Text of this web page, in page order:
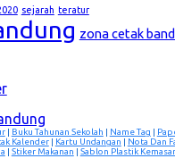
sejarah teratur
zona cetak
| Buku Tahunan Sekolah | Name Tag |
Kalender| Kartu Undangan | Nota Dan
| Stiker Makanan | Sablon Plastik